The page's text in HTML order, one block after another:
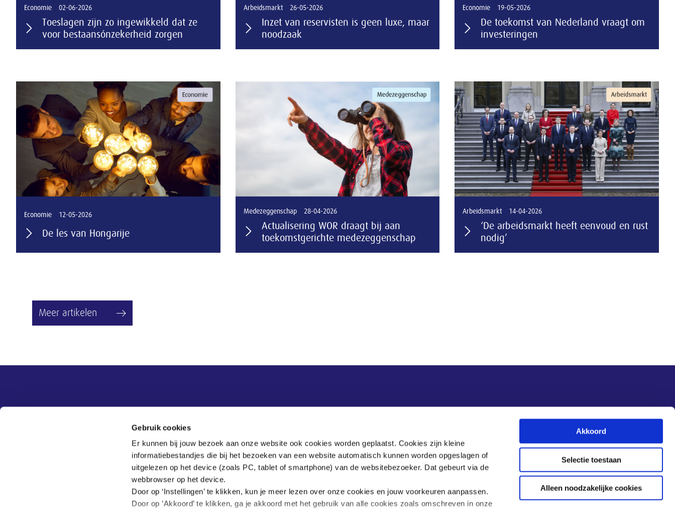
Gebruik cookies
Er kunnen bij jouw bezoek aan onze website ook cookies worden geplaatst. Cookies zijn kleine
informatiebestandjes die bij het bezoeken van een website automatisch kunnen worden opgeslagen of
uitgelezen op het device (zoals PC, tablet of smartphone) van de websitebezoeker. Dat gebeurt via de
webbrowser op het device.
Door op ‘Instellingen’ te klikken, kun je meer lezen over onze cookies en jouw voorkeuren aanpassen.
Door op ’Akkoord’ te klikken, ga je akkoord met het gebruik van alle cookies zoals omschreven in onze
Akkoord
Selectie toestaan
Alleen noodzakelijke cookies
Economie 02-06-2026
Toeslagen zijn zo ingewikkeld dat ze
voor bestaansónzekerheid zorgen
Arbeidsmarkt 26-05-2026
Inzet van reservisten is geen luxe, maar
noodzaak
Economie 19-05-2026
De toekomst van Nederland vraagt om
investeringen
Economie 12-05-2026
De les van Hongarije
Medezeggenschap 28-04-2026
Actualisering WOR draagt bij aan
toekomstgerichte medezeggenschap
Arbeidsmarkt 14-04-2026
‘De arbeidsmarkt heeft eenvoud en rust
nodig’
Meer artikelen
Nieuwsupdate
Inschrijven
Contact
Tel:070 - 3 499 499
Veelgestelde vragen
Postbus 90405
2509 LK Den Haag